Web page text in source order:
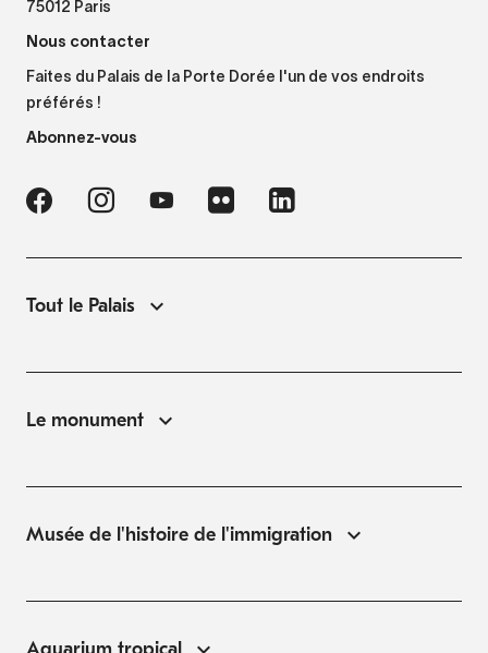
75012 Paris
Nous contacter
Faites du Palais de la Porte Dorée l'un de vos endroits
préférés !
Abonnez-vous
Tout le Palais
Le monument
Musée de l'histoire de l'immigration